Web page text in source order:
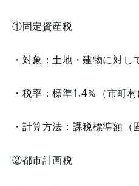
①固定資産税
・対象：土地・建物に対し
・税率：標準1.4％（市町
・計算方法：課税標準額
②都市計画税